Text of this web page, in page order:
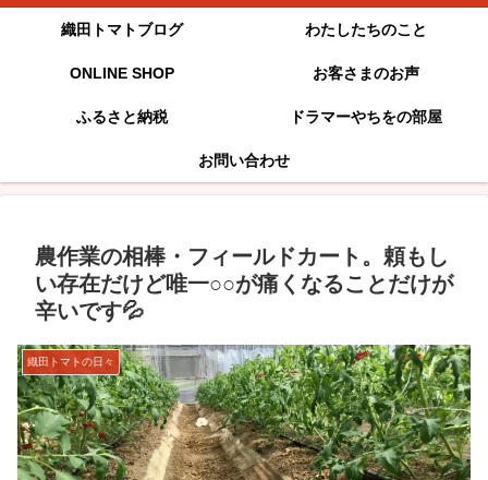
織田トマトブログ わたしたちのこと
ONLINE SHOP お客さまのお声
ふるさと納税 ドラマーやちをの部屋
お問い合わせ
農作業の相棒・フィールドカート。頼もし
い存在だけど唯一○○が痛くなることだけが
辛いです💦
織田トマトの日々